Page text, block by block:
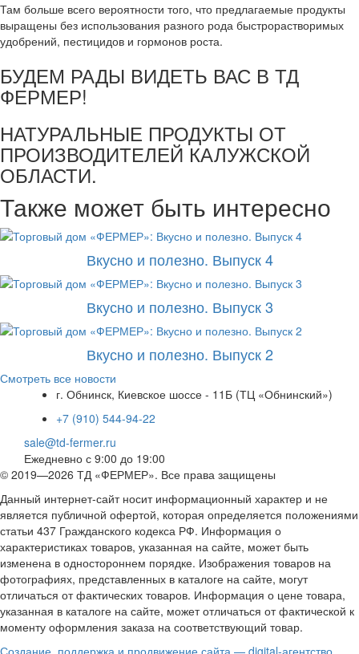
Там больше всего вероятности того, что предлагаемые продукты
выращены без использования разного рода быстрорастворимых
удобрений, пестицидов и гормонов роста.
БУДЕМ РАДЫ ВИДЕТЬ ВАС В ТД
ФЕРМЕР!
НАТУРАЛЬНЫЕ ПРОДУКТЫ ОТ
ПРОИЗВОДИТЕЛЕЙ КАЛУЖСКОЙ
ОБЛАСТИ.
Также может быть интересно
Вкусно и полезно. Выпуск 4
Вкусно и полезно. Выпуск 3
Вкусно и полезно. Выпуск 2
Смотреть все новости
г. Обнинск, Киевское шоссе - 11Б (ТЦ «Обнинский»)
+7 (910) 544-94-22
sale@td-fermer.ru
Ежедневно с 9:00 до 19:00
© 2019—2026 ТД «ФЕРМЕР». Все права защищены
Данный интернет-сайт носит информационный характер и не
является публичной офертой, которая определяется положениями
статьи 437 Гражданского кодекса РФ. Информация о
характеристиках товаров, указанная на сайте, может быть
изменена в одностороннем порядке. Изображения товаров на
фотографиях, представленных в каталоге на сайте, могут
отличаться от фактических товаров. Информация о цене товара,
указанная в каталоге на сайте, может отличаться от фактической к
моменту оформления заказа на соответствующий товар.